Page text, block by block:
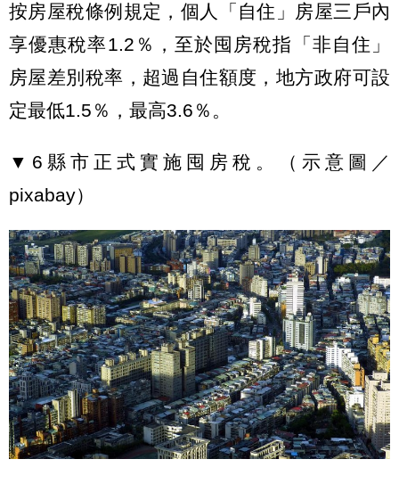
按房屋稅條例規定，個人「自住」房屋三戶內
享優惠稅率1.2％，至於囤房稅指「非自住」
房屋差別稅率，超過自住額度，地方政府可設
定最低1.5％，最高3.6％。
▼6縣市正式實施囤房稅。（示意圖／
pixabay）